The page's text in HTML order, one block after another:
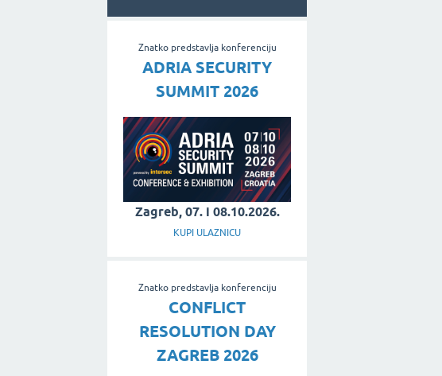
Znatko predstavlja konferenciju
ADRIA SECURITY
SUMMIT 2026
Zagreb, 07. i 08.10.2026.
KUPI ULAZNICU
Znatko predstavlja konferenciju
CONFLICT
RESOLUTION DAY
ZAGREB 2026